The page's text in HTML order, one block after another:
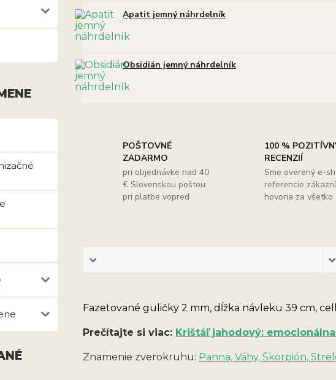
Apatit jemný náhrdelník
Obsidián jemný náhrdelník
POŠTOVNÉ
ZADARMO
pri objednávke nad 40
€ Slovenskou poštou
pri platbe vopred
100 %
RECENZIÍ
Sme overený e-
referencie
hovoria za všetko
Fazetované guličky 2 mm, dĺžka návleku 39 cm,
Prečítajte si viac: Krištáľ jahodový:
Znamenie zverokruhu: Panna, Váhy, Škorpión,